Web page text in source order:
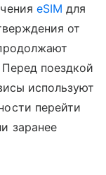
eSIM для
от
поездкой
используют
перейти
заранее